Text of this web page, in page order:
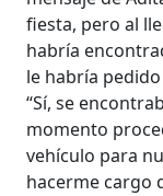
fiesta, pero al
habría
le habría
“Sí, se
momento
vehículo para
hacerme cargo